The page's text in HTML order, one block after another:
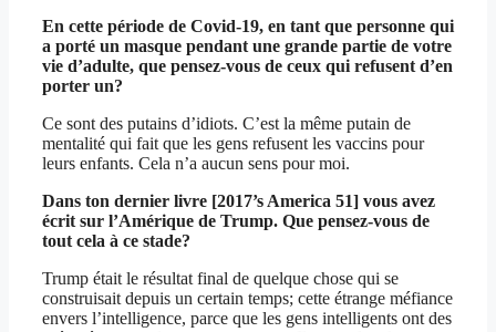
En cette période de Covid-19, en tant que personne qui
a porté un masque pendant une grande partie de votre
vie d’adulte, que pensez-vous de ceux qui refusent d’en
porter un?
Ce sont des putains d’idiots. C’est la même putain de
mentalité qui fait que les gens refusent les vaccins pour
leurs enfants. Cela n’a aucun sens pour moi.
Dans ton dernier livre [2017’s America 51] vous avez
écrit sur l’Amérique de Trump. Que pensez-vous de
tout cela à ce stade?
Trump était le résultat final de quelque chose qui se
construisait depuis un certain temps; cette étrange méfiance
envers l’intelligence, parce que les gens intelligents ont des